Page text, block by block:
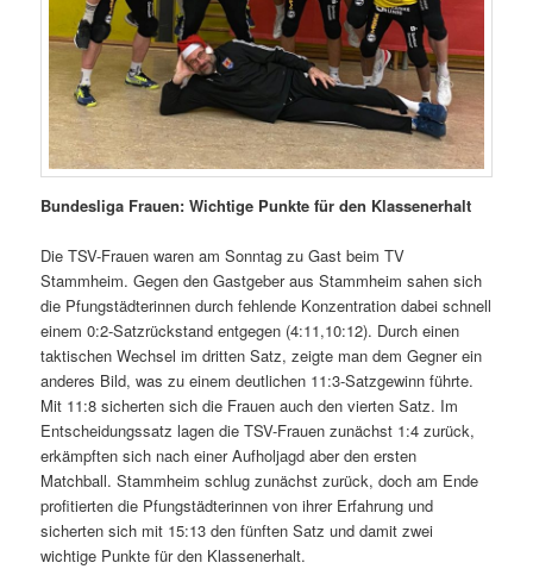
Bundesliga Frauen: Wichtige Punkte für den Klassenerhalt
Die TSV-Frauen waren am Sonntag zu Gast beim TV
Stammheim. Gegen den Gastgeber aus Stammheim sahen sich
die Pfungstädterinnen durch fehlende Konzentration dabei schnell
einem 0:2-Satzrückstand entgegen (4:11,10:12). Durch einen
taktischen Wechsel im dritten Satz, zeigte man dem Gegner ein
anderes Bild, was zu einem deutlichen 11:3-Satzgewinn führte.
Mit 11:8 sicherten sich die Frauen auch den vierten Satz. Im
Entscheidungssatz lagen die TSV-Frauen zunächst 1:4 zurück,
erkämpften sich nach einer Aufholjagd aber den ersten
Matchball. Stammheim schlug zunächst zurück, doch am Ende
profitierten die Pfungstädterinnen von ihrer Erfahrung und
sicherten sich mit 15:13 den fünften Satz und damit zwei
wichtige Punkte für den Klassenerhalt.